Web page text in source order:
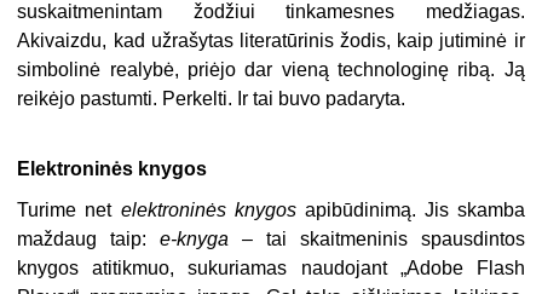
suskaitmenintam žodžiui tinkamesnes medžiagas.
Akivaizdu, kad užrašytas literatūrinis žodis, kaip jutiminė ir
simbolinė realybė, priėjo dar vieną technologinę ribą. Ją
reikėjo pastumti. Perkelti. Ir tai buvo padaryta.
Elektroninės knygos
Turime net elektroninės knygosapibūdinimą. Jis skamba
maždaug taip:e-knyga – tai skaitmeninis spausdintos
knygos atitikmuo, sukuriamas naudojant „Adobe Flash